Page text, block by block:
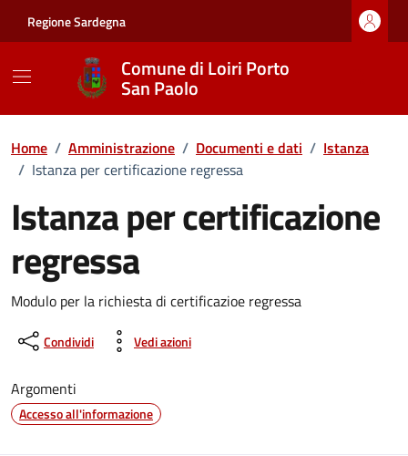
Regione Sardegna
Comune di Loiri Porto
San Paolo
Home / Amministrazione / Documenti e dati / Istanza
/ Istanza per certificazione regressa
Istanza per certificazione
regressa
Dettagli del documento
Modulo per la richiesta di certificazioe regressa
Condividi Vedi azioni
Argomenti
Accesso all'informazione